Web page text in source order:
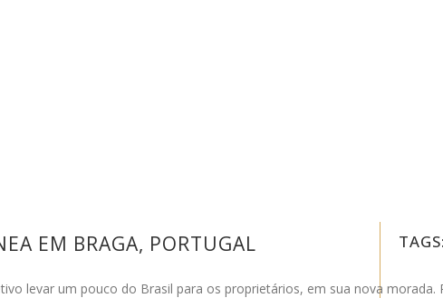
EM BRAGA, PORTUGAL
levar um pouco do Brasil para os proprietários, em sua nova morada.
TAGS: